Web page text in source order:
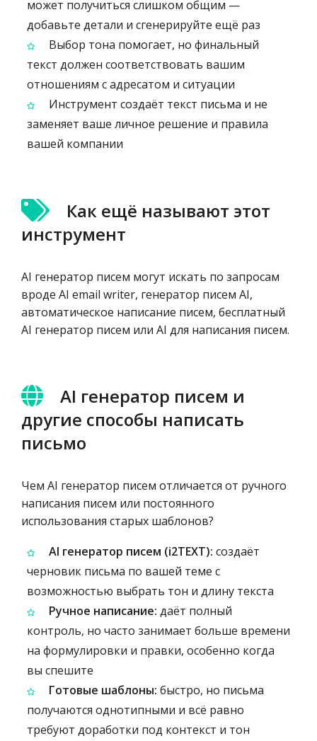
может получиться слишком общим —
добавьте детали и сгенерируйте ещё раз
Выбор тона помогает, но финальный
текст должен соответствовать вашим
отношениям с адресатом и ситуации
Инструмент создаёт текст письма и не
заменяет ваше личное решение и правила
вашей компании
Как ещё называют этот
инструмент
AI генератор писем могут искать по запросам
вроде AI email writer, генератор писем AI,
автоматическое написание писем, бесплатный
AI генератор писем или AI для написания писем.
AI генератор писем и
другие способы написать
письмо
Чем AI генератор писем отличается от ручного
написания писем или постоянного
использования старых шаблонов?
AI генератор писем (i2TEXT): создаёт
черновик письма по вашей теме с
возможностью выбрать тон и длину текста
Ручное написание: даёт полный
контроль, но часто занимает больше времени
на формулировки и правки, особенно когда
вы спешите
Готовые шаблоны: быстро, но письма
получаются однотипными и всё равно
требуют доработки под контекст и тон